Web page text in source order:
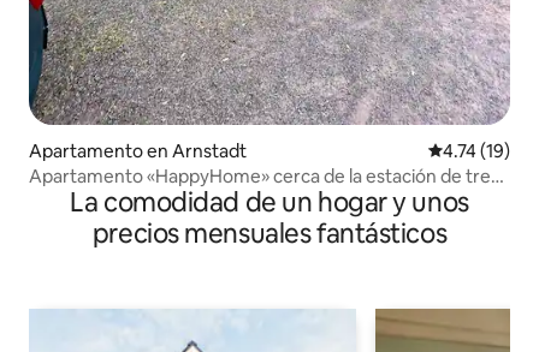
Apartamento en Arnstadt Calificación
4.74 (19)
Apartamento «HappyHome» cerca de la estación de tren
acogedor y familiar
La comodidad de un hogar y unos
precios mensuales fantásticos